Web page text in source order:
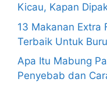
Kicau, Kapan
13 Makanan Extra
Terbaik Untuk
Apa Itu Mabung
Penyebab dan